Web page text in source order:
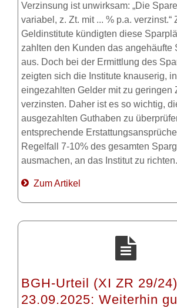
Verzinsung ist unwirksam: „Die
variabel, z. Zt. mit ... % p.a. verzinst.“
Geldinstitute kündigten diese
zahlten den Kunden das angehäufte
aus. Doch bei der Ermittlung des
zeigten sich die Institute knauserig,
eingezahlten Gelder mit zu geringen
verzinsten. Daher ist es so wichtig,
ausgezahlten Guthaben zu
entsprechende
Regelfall 7-10% des gesamten
ausmachen, an das Institut zu richten.
Zum Artikel
BGH-Urteil (XI ZR 29/
23.09.2025: Weiterhin